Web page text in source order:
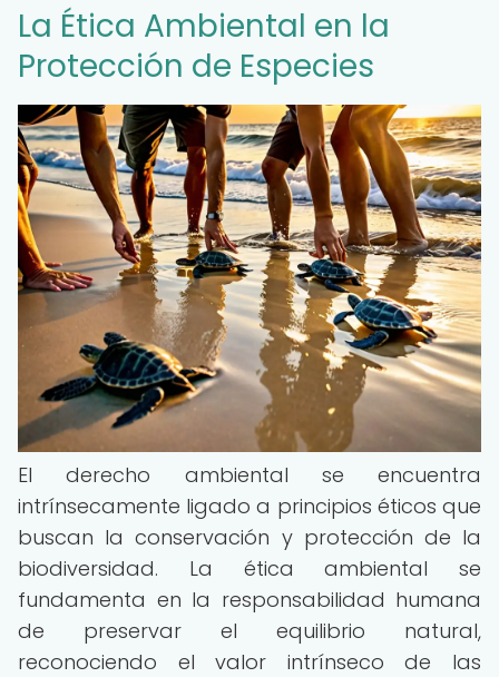
La Ética Ambiental en la
Protección de Especies
El derecho ambiental se encuentra
intrínsecamente ligado a principios éticos que
buscan la conservación y protección de la
biodiversidad. La ética ambiental se
fundamenta en la responsabilidad humana
de preservar el equilibrio natural,
reconociendo el valor intrínseco de las